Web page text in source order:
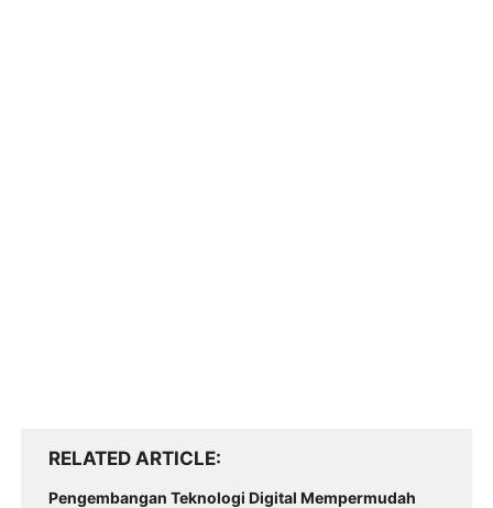
RELATED ARTICLE
Pengembangan Teknologi Digital Mempermudah